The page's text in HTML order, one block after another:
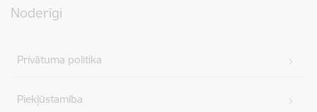
Noderīgi
Privātuma politika
Piekļūstamība